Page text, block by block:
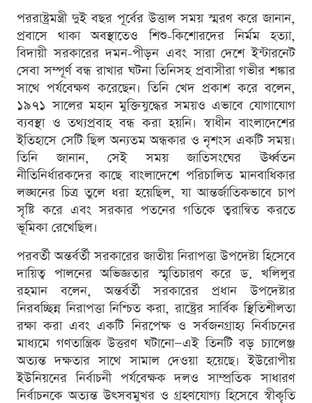
পররাষ্ট্রমন্ত্রী দুই বছর পূর্বের উত্তাল সময় স্মরণ করে জানান,
প্রবাসে থাকা অবস্থাতেও শিশু-কিশোরদের নির্মম হত্যা,
বিদায়ী সরকারের দমন-পীড়ন এবং সারা দেশে ইন্টারনেট
সেবা সম্পূর্ণ বন্ধ রাখার ঘটনা তিনিসহ প্রবাসীরা গভীর শঙ্কার
সাথে পর্যবেক্ষণ করেছেন। তিনি খেদ প্রকাশ করে বলেন,
১৯৭১ সালের মহান মুক্তিযুদ্ধের সময়ও এভাবে যোগাযোগ
ব্যবস্থা ও তথ্যপ্রবাহ বন্ধ করা হয়নি। স্বাধীন বাংলাদেশের
ইতিহাসে সেটি ছিল অন্যতম অন্ধকার ও নৃশংস একটি সময়।
তিনি জানান, সেই সময় জাতিসংঘের ঊর্ধ্বতন
নীতিনির্ধারকদের কাছে বাংলাদেশে পরিচালিত মানবাধিকার
লঙ্ঘনের চিত্র তুলে ধরা হয়েছিল, যা আন্তর্জাতিকভাবে চাপ
সৃষ্টি করে এবং সরকার পতনের গতিকে ত্বরান্বিত করতে
ভূমিকা রেখেছিল।
পরবর্তী অন্তর্বর্তী সরকারের জাতীয় নিরাপত্তা উপদেষ্টা হিসেবে
দায়িত্ব পালনের অভিজ্ঞতার স্মৃতিচারণ করে ড. খলিলুর
রহমান বলেন, অন্তর্বর্তী সরকারের প্রধান উপদেষ্টার
নিরবচ্ছিন্ন নিরাপত্তা নিশ্চিত করা, রাষ্ট্রের সার্বিক স্থিতিশীলতা
রক্ষা করা এবং একটি নিরপেক্ষ ও সর্বজনগ্রাহ্য নির্বাচনের
মাধ্যমে গণতান্ত্রিক উত্তরণ ঘটানো—এই তিনটি বড় চ্যালেঞ্জ
অত্যন্ত দক্ষতার সাথে সামাল দেওয়া হয়েছে। ইউরোপীয়
ইউনিয়নের নির্বাচনী পর্যবেক্ষক দলও সাম্প্রতিক সাধারণ
নির্বাচনকে অত্যন্ত উৎসবমুখর ও গ্রহণযোগ্য হিসেবে স্বীকৃতি